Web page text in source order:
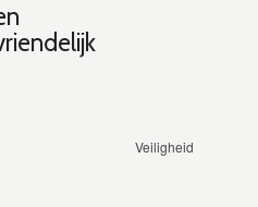
Veiligheid